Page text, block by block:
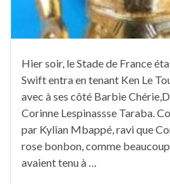
Hier soir, le Stade de France
Swift entra en tenant Ken Le
avec à ses côté Barbie
Corinne Lespinassse Taraba.
par Kylian Mbappé, ravi que
rose bonbon, comme
avaient tenu à …